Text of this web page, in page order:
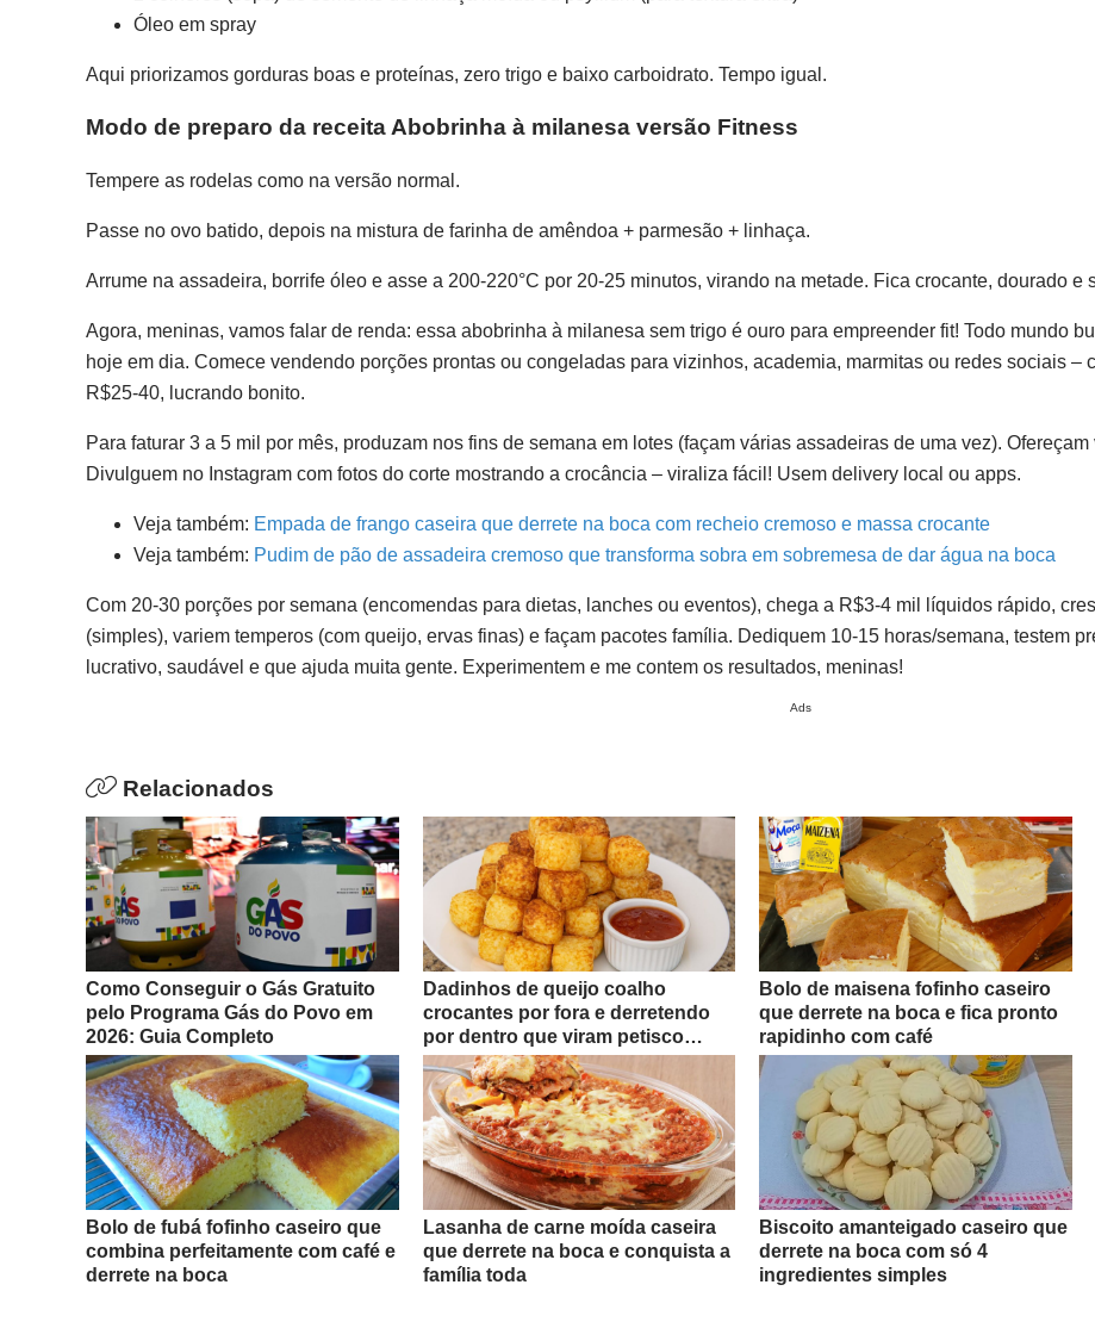
Óleo em spray
Aqui priorizamos gorduras boas e proteínas, zero trigo e baixo carboidrato. Tempo igual.
Modo de preparo da receita Abobrinha à milanesa versão Fitness
Tempere as rodelas como na versão normal.
Passe no ovo batido, depois na mistura de farinha de amêndoa + parmesão + linhaça.
Arrume na assadeira, borrife óleo e asse a 200-220°C por 20-25 minutos, virando na metade. Fica crocante, dourado e
Agora, meninas, vamos falar de renda: essa abobrinha à milanesa sem trigo é ouro para empreender fit! Todo mundo
hoje em dia. Comece vendendo porções prontas ou congeladas para vizinhos, academia, marmitas ou redes sociais –
R$25-40, lucrando bonito.
Para faturar 3 a 5 mil por mês, produzam nos fins de semana em lotes (façam várias assadeiras de uma vez).
Divulguem no Instagram com fotos do corte mostrando a crocância – viraliza fácil! Usem delivery local ou apps.
Veja também: Empada de frango caseira que derrete na boca com recheio cremoso e massa crocante
Veja também: Pudim de pão de assadeira cremoso que transforma sobra em sobremesa de dar água na boca
Com 20-30 porções por semana (encomendas para dietas, lanches ou eventos), chega a R$3-4 mil líquidos rápido,
(simples), variem temperos (com queijo, ervas finas) e façam pacotes família. Dediquem 10-15 horas/semana, testem
lucrativo, saudável e que ajuda muita gente. Experimentem e me contem os resultados, meninas!
Ads
Relacionados
Como Conseguir o Gás Gratuito
pelo Programa Gás do Povo em
2026: Guia Completo
Dadinhos de queijo coalho
crocantes por fora e derretendo
por dentro que viram petisco
irresistível
Bolo de maisena fofinho caseiro
que derrete na boca e fica pronto
rapidinho com café
Bolo de fubá fofinho caseiro que
combina perfeitamente com café e
derrete na boca
Lasanha de carne moída caseira
que derrete na boca e conquista a
família toda
Biscoito amanteigado caseiro que
derrete na boca com só 4
ingredientes simples